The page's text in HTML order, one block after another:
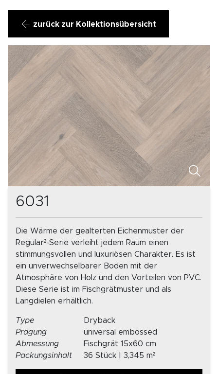
zurück zur Kollektionsübersicht
6031
Die Wärme der gealterten Eichenmuster der
Regular²-Serie verleiht jedem Raum einen
stimmungsvollen und luxuriösen Charakter. Es ist
ein unverwechselbarer Boden mit der
Atmosphäre von Holz und den Vorteilen von PVC.
Diese Serie ist im Fischgrätmuster und als
Langdielen erhältlich.
Type
Dryback
Prägung
universal embossed
Abmessung
Fischgrät 15x60 cm
Packungsinhalt
36 Stück | 3,345 m²